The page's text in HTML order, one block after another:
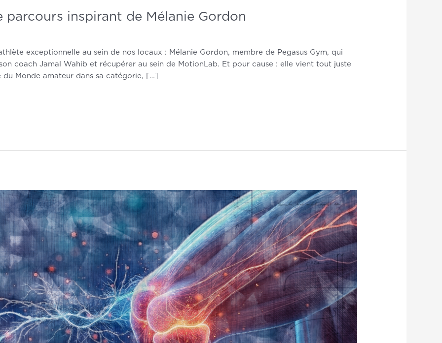
parcours inspirant de Mélanie Gordon
exceptionnelle au sein de nos locaux : Mélanie Gordon, membre de Pegasus Gym, qui
coach Jamal Wahib et récupérer au sein de MotionLab. Et pour cause : elle vient tout juste
Monde amateur dans sa catégorie, […]